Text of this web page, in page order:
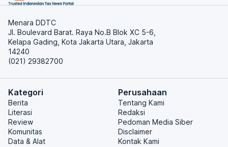
Menara DDTC
Jl. Boulevard Barat. Raya No.B Blok XC 5-6,
Kelapa Gading, Kota Jakarta Utara, Jakarta
14240
(021) 29382700
Kategori
Berita
Literasi
Review
Komunitas
Data & Alat
Perusahaan
Tentang Kami
Redaksi
Pedoman Media Siber
Disclaimer
Kontak Kami